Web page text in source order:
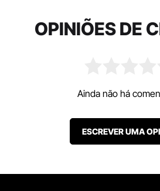
OPINIÕES DE
Ainda não há
ESCREVER UMA